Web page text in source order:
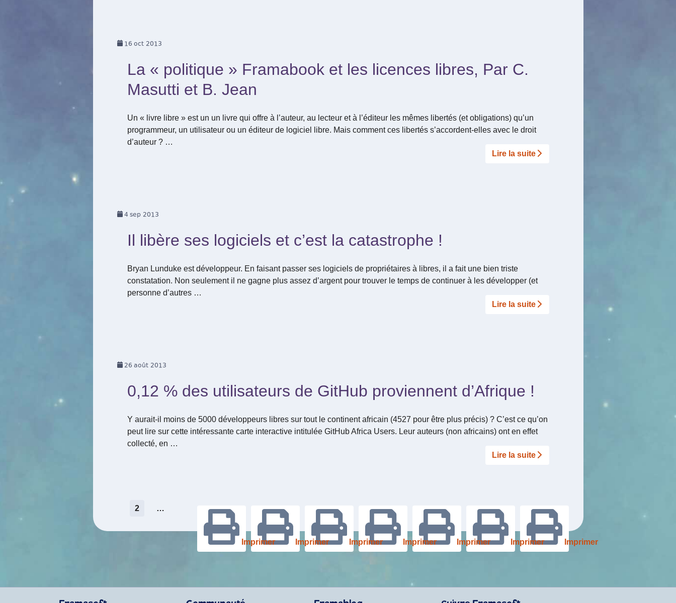
16 oct 2013
La « politique » Framabook et les licences libres, Par C.
Masutti et B. Jean
Un « livre libre » est un un livre qui offre à l’auteur, au lecteur et à l’éditeur les mêmes libertés (et obligations) qu’un
programmeur, un utilisateur ou un éditeur de logiciel libre. Mais comment ces libertés s’accordent-elles avec le droit
d’auteur ? …
Lire la suite­­
4sep 2013
Il libère ses logiciels et c’est la catastrophe !
Bryan Lunduke est développeur. En faisant passer ses logiciels de propriétaires à libres, il a fait une bien triste
constatation. Non seulement il ne gagne plus assez d’argent pour trouver le temps de continuer à les développer (et
personne d’autres …
Lire la suite­­
26 août 2013
0,12 % des utilisateurs de GitHub proviennent d’Afrique !
Y aurait-il moins de 5000 développeurs libres sur tout le continent africain (4527 pour être plus précis) ? C’est ce qu’on
peut lire sur cette intéressante carte interactive intitulée GitHub Africa Users. Leur auteurs (non africains) ont en effet
collecté, en …
Lire la suite­­
Pagination
des
Imprimer
Imprimer
2
Imprimer
Imprimer
Imprimer
…
Imprimer
Imprimer